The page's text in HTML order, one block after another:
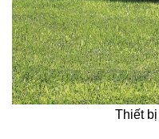
Thiết